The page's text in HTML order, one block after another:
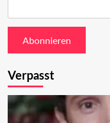
Verpasst